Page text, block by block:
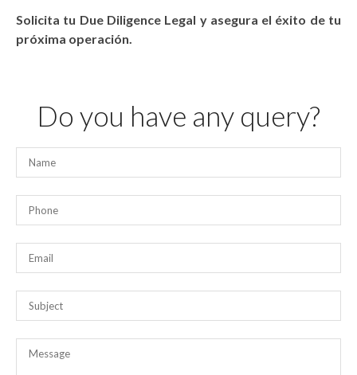
Solicita tu Due Diligence Legal y asegura el éxito de tu
próxima operación.
Do you have any query?